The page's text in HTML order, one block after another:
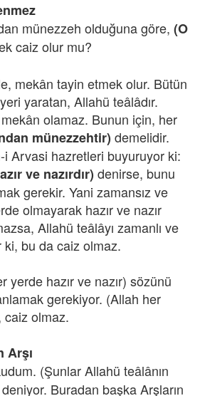
münezzeh olduğuna göre, (O
caiz olur mu?
mekân tayin etmek olur. Bütün
yaratan, Allahü teâlâdır.
olamaz. Bunun için, her
münezzehtir) demelidir.
Arvasi hazretleri buyuruyor ki:
ve nazırdır) denirse, bunu
gerekir. Yani zamansız ve
olmayarak hazır ve nazır
Allahü teâlâyı zamanlı ve
ki, bu da caiz olmaz.
yerde hazır ve nazır) sözünü
gerekiyor. (Allah her
olmaz.
Arşı
(Şunlar Allahü teâlânın
Buradan başka Arşların